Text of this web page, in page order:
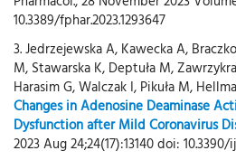
10.3389/fphar.2023.1293647
3. Jedrzejewska A, Kawecka A,
M, Stawarska K, Deptuła M,
Harasim G, Walczak I, Pikuła M,
Changes in Adenosine Deaminase
Dysfunction after Mild Coronavirus
2023 Aug 24;24(17):13140 doi: 10.3390/